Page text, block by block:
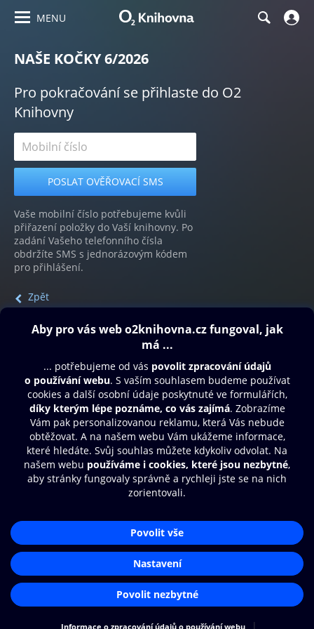
MENU
NAŠE KOČKY 6/2026
Pro pokračování se přihlaste do O2
Knihovny
Vaše mobilní číslo potřebujeme kvůli
přiřazení položky do Vaší knihovny. Po
zadání Vašeho telefonního čísla
obdržíte SMS s jednorázovým kódem
pro přihlášení.
Zpět
Obsah ke stažení
Moje O2 Knihovna
Další zábava
© O2 Czech Republic a.s.
Přístupnost
Zásady zpracování osobních údajů
Nastavení cookies
Aplikace O2 Knihovna
Čti a poslouchej své e-knihy a
audioknihy rychleji a pohodlněji.